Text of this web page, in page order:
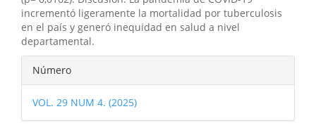
incrementó ligeramente la mortalidad por tuberculosis
en el país y generó inequidad en salud a nivel
departamental.
Detalles
del
artículo
Número
VOL. 29 NUM 4. (2025)